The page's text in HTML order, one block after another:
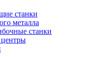
станки
металла
станки